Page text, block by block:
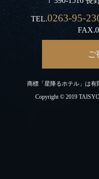
TEL.0263-95-
ご
商標「星降るホテル」は
Copyright © 2019